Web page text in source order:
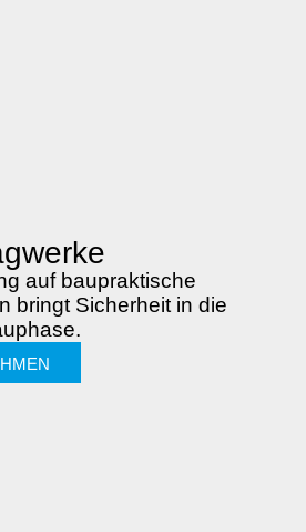
auf baupraktische
bringt Sicherheit in die